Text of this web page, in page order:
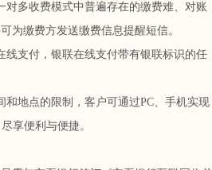
多收费模式中普遍存在的缴费难、对账
为缴费方发送缴费信息提醒短信。
支付，银联在线支付带有银联标识的任
地点的限制，客户可通过PC、手机实现
享便利与便捷。